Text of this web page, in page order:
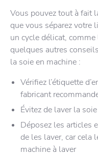
Vous pouvez tout à fait
que vous séparez votre
un cycle délicat,
quelques autres
la soie en machine :
Vérifiez l’étiquette
fabricant
Évitez de laver la
Déposez les articles
de les laver, car cela
machine à laver